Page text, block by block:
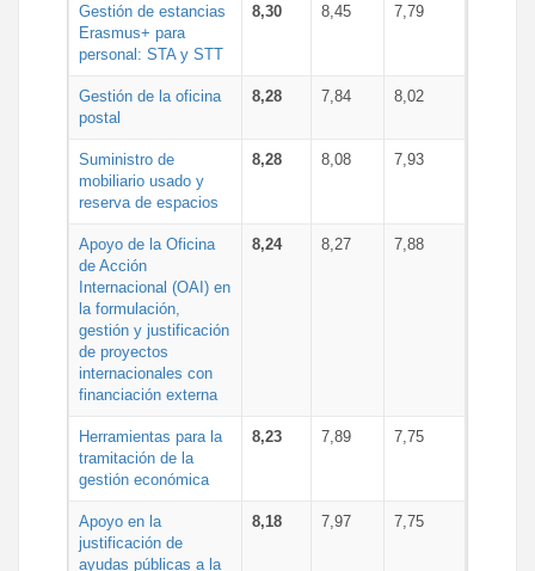
Gestión de estancias
Erasmus+ para
personal: STA y STT
8,30 8,45 7,79
Gestión de la oficina
postal
8,28 7,84 8,02
Suministro de
mobiliario usado y
reserva de espacios
8,28 8,08 7,93
Apoyo de la Oficina
de Acción
Internacional (OAI) en
la formulación,
gestión y justificación
de proyectos
internacionales con
financiación externa
8,24 8,27 7,88
Herramientas para la
tramitación de la
gestión económica
8,23 7,89 7,75
Apoyo en la
justificación de
ayudas públicas a la
8,18 7,97 7,75